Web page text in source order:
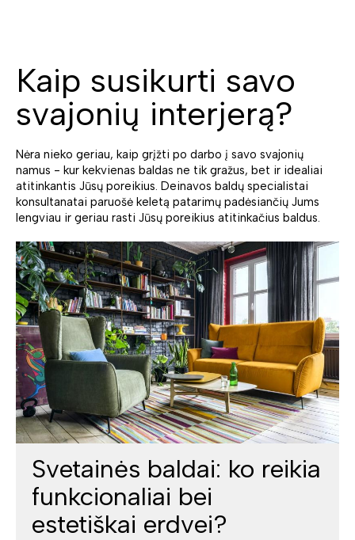
Kaip susikurti savo
svajonių interjerą?
Nėra nieko geriau, kaip grįžti po darbo į savo svajonių
namus - kur kekvienas baldas ne tik gražus, bet ir idealiai
atitinkantis Jūsų poreikius. Deinavos baldų specialistai
konsultanatai paruošė keletą patarimų padėsiančių Jums
lengviau ir geriau rasti Jūsų poreikius atitinkačius baldus.
Svetainės baldai: ko reikia
funkcionaliai bei
estetiškai erdvei?